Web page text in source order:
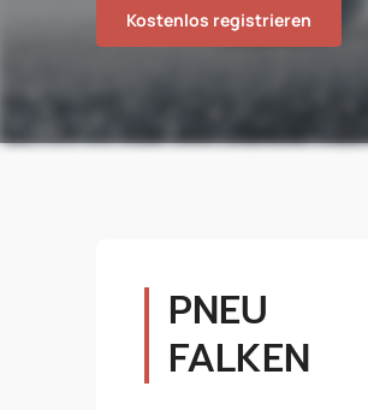
Kostenlos registrieren
PNEU
FALKEN